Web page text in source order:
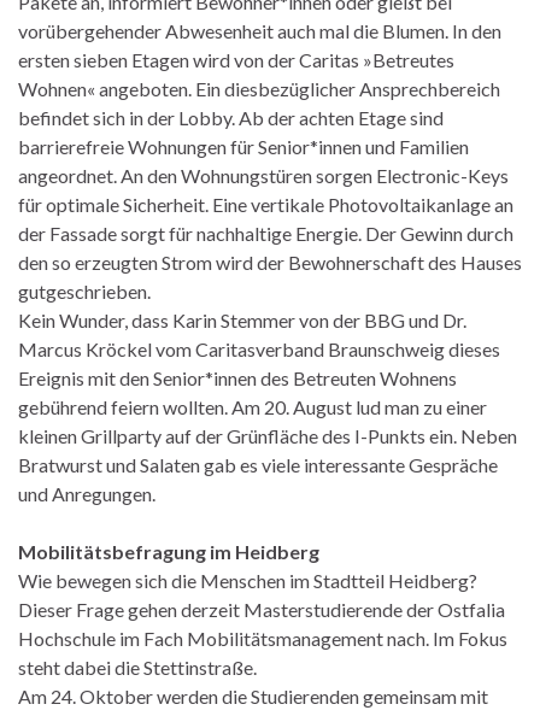
vorübergehender Abwesenheit auch mal die Blumen. In den
ersten sieben Etagen wird von der Caritas »Betreutes
Wohnen« angeboten. Ein diesbezüglicher Ansprechbereich
befindet sich in der Lobby. Ab der achten Etage sind
barrierefreie Wohnungen für Senior*innen und Familien
angeordnet. An den Wohnungstüren sorgen Electronic-Keys
für optimale Sicherheit. Eine vertikale Photovoltaikanlage an
der Fassade sorgt für nachhaltige Energie. Der Gewinn durch
den so erzeugten Strom wird der Bewohnerschaft des Hauses
gutgeschrieben.
Kein Wunder, dass Karin Stemmer von der BBG und Dr.
Marcus Kröckel vom Caritasverband Braunschweig dieses
Ereignis mit den Senior*innen des Betreuten Wohnens
gebührend feiern wollten. Am 20. August lud man zu einer
kleinen Grillparty auf der Grünfläche des I-Punkts ein. Neben
Bratwurst und Salaten gab es viele interessante Gespräche
und Anregungen.
Mobilitätsbefragung im Heidberg
Wie bewegen sich die Menschen im Stadtteil Heidberg?
Dieser Frage gehen derzeit Masterstudierende der Ostfalia
Hochschule im Fach Mobilitätsmanagement nach. Im Fokus
steht dabei die Stettinstraße.
Am 24. Oktober werden die Studierenden gemeinsam mit